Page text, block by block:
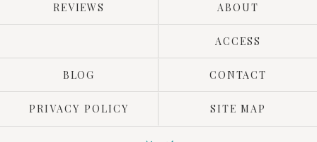
REVIEWS ABOUT
ACCESS
BLOG CONTACT
PRIVACY POLICY SITE MAP